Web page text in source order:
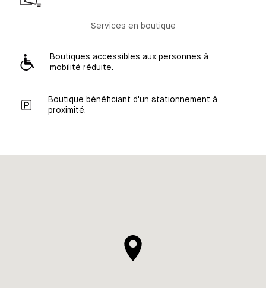
Services en boutique
Boutiques accessibles aux personnes à
mobilité réduite.
Boutique bénéficiant d'un stationnement à
proximité.